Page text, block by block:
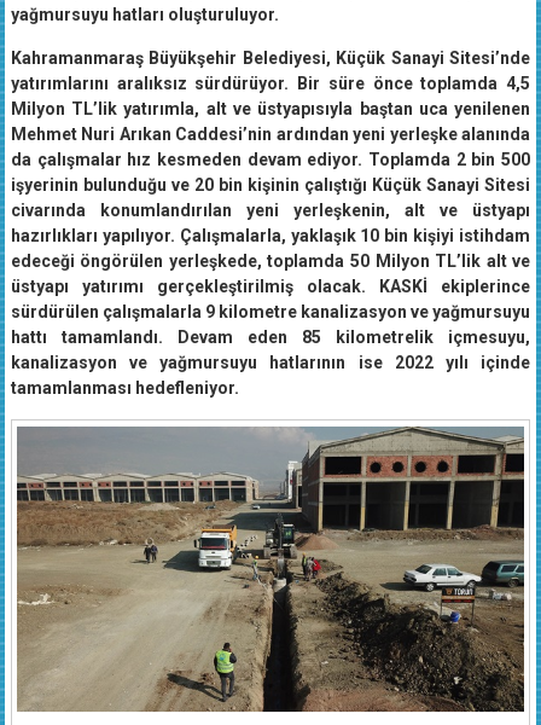
yağmursuyu hatları oluşturuluyor.
Kahramanmaraş Büyükşehir Belediyesi, Küçük Sanayi Sitesi’nde
yatırımlarını aralıksız sürdürüyor. Bir süre önce toplamda 4,5
Milyon TL’lik yatırımla, alt ve üstyapısıyla baştan uca yenilenen
Mehmet Nuri Arıkan Caddesi’nin ardından yeni yerleşke alanında
da çalışmalar hız kesmeden devam ediyor. Toplamda 2 bin 500
işyerinin bulunduğu ve 20 bin kişinin çalıştığı Küçük Sanayi Sitesi
civarında konumlandırılan yeni yerleşkenin, alt ve üstyapı
hazırlıkları yapılıyor. Çalışmalarla, yaklaşık 10 bin kişiyi istihdam
edeceği öngörülen yerleşkede, toplamda 50 Milyon TL’lik alt ve
üstyapı yatırımı gerçekleştirilmiş olacak. KASKİ ekiplerince
sürdürülen çalışmalarla 9 kilometre kanalizasyon ve yağmursuyu
hattı tamamlandı. Devam eden 85 kilometrelik içmesuyu,
kanalizasyon ve yağmursuyu hatlarının ise 2022 yılı içinde
tamamlanması hedefleniyor.